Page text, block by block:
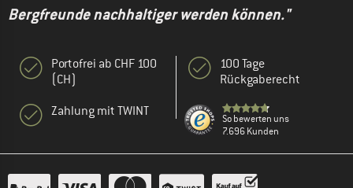
Bergfreunde nachhaltiger werden können."
Portofrei ab CHF 100
(CH)
Zahlung mit TWINT
100 Tage
Rückgaberecht
So bewerten uns
7.696 Kunden